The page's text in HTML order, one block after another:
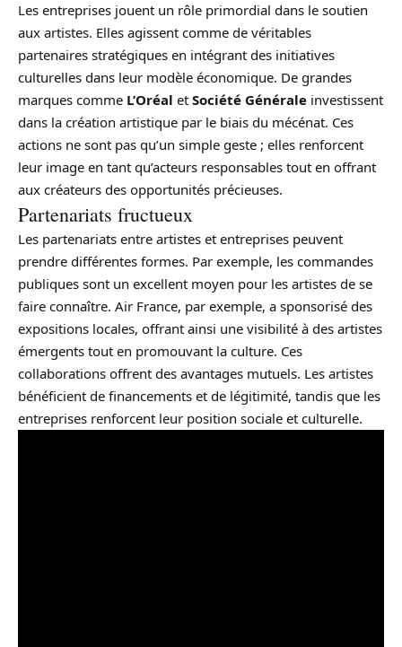
Les entreprises jouent un rôle primordial dans le soutien
aux artistes. Elles agissent comme de véritables
partenaires stratégiques en intégrant des initiatives
culturelles dans leur modèle économique. De grandes
marques comme L’Oréal et Société Générale investissent
dans la création artistique par le biais du mécénat. Ces
actions ne sont pas qu’un simple geste ; elles renforcent
leur image en tant qu’acteurs responsables tout en offrant
aux créateurs des opportunités précieuses.
Partenariats fructueux
Les partenariats entre artistes et entreprises peuvent
prendre différentes formes. Par exemple, les commandes
publiques sont un excellent moyen pour les artistes de se
faire connaître. Air France, par exemple, a sponsorisé des
expositions locales, offrant ainsi une visibilité à des artistes
émergents tout en promouvant la culture. Ces
collaborations offrent des avantages mutuels. Les artistes
bénéficient de financements et de légitimité, tandis que les
entreprises renforcent leur position sociale et culturelle.